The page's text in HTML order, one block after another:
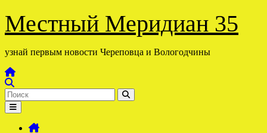
Перейти
содержимому
Местный Меридиан 35
узнай первым новости Череповца и Вологодчины